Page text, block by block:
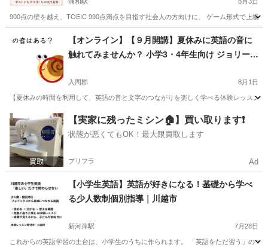
900点の壁を越え、TOEIC 990点満点を目指す社会人の方向けに、 ゲーム形式で上級
さいたま市 浦和駅 ビジネス英語 医学部
【オンライン】【９月開講】夏休みに英語の音に
触れてみませんか？ 小学3・4年生向け ジョリーフ
入間郡 8月1日
【夏休みの時間を利用して、英語の音と文字のつながりを楽しく学べる体験レッス
入間郡 英語 フォニックス
【実家に残ったミシン🏠】買い取ります❗️
状態が悪くてもOK！最大限買取します
プリフラ Ad
【小学生英語】英語が好きになる！基礎から学べ
る少人数制個別指導｜川越市
新河岸駅 7月28日
これからの英語学習の土台は、小学生のうちに作られます。 「英語をただ習う」の